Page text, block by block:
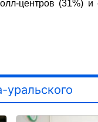
центров (31%)
уральского